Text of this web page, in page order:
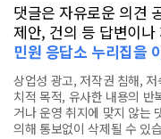
댓글은 자유로운 의견
제안, 건의 등 답변이
민원 응답소 누리집을
상업성 광고, 저작권 침해,
치적 목적, 유사한 내용의 반
거나 운영 취지에 맞지 않는
의해 통보없이 삭제될 수 있